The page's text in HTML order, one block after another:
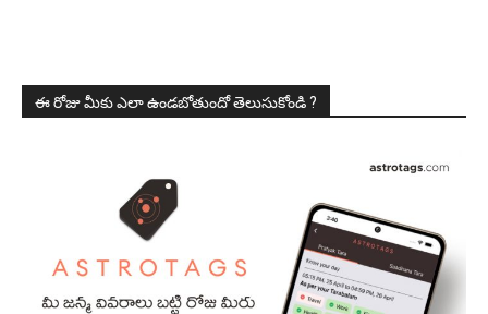
ఈ రోజు మీకు ఎలా ఉండబోతుందో తెలుసుకోండి ?